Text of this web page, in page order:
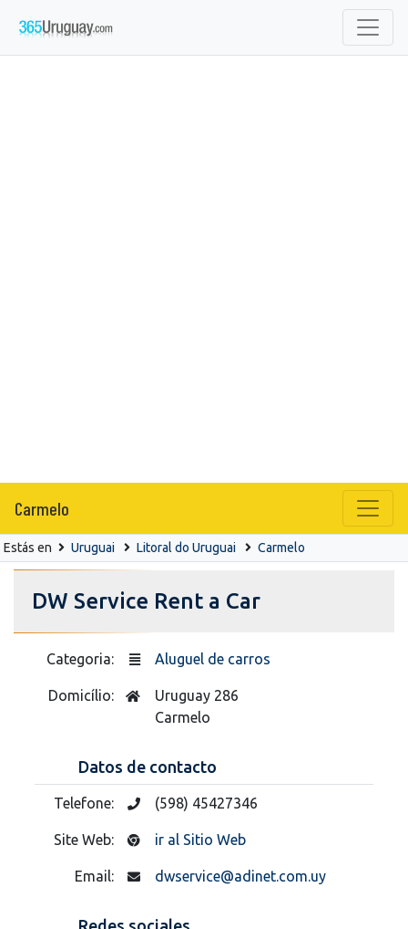
Carmelo
Estás en Uruguai Litoral do Uruguai Carmelo
DW Service Rent a Car
Categoria: Aluguel de carros
Domicílio:
Uruguay 286
Carmelo
Datos de contacto
Telefone: (598) 45427346
Site Web: ir al Sitio Web
Email: dwservice@adinet.com.uy
Redes sociales